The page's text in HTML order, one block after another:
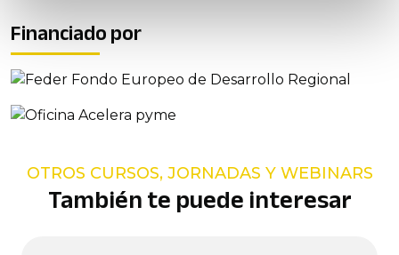
Financiado por
OTROS CURSOS, JORNADAS Y WEBINARS
También te puede interesar